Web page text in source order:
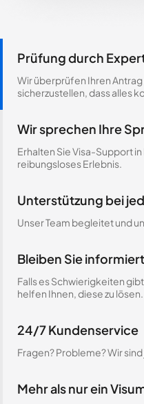
Prüfung durch
Wir überprüfen Ihren
sicherzustellen, dass alles
Wir sprechen Ihre
Erhalten Sie Visa-Support
reibungsloses Erlebnis.
Unterstützung bei
Unser Team begleitet und
Bleiben Sie
Falls es Schwierigkeiten
helfen Ihnen, diese zu lösen.
24/7 Kundenservice
Fragen? Probleme? Wir
Mehr als nur ein